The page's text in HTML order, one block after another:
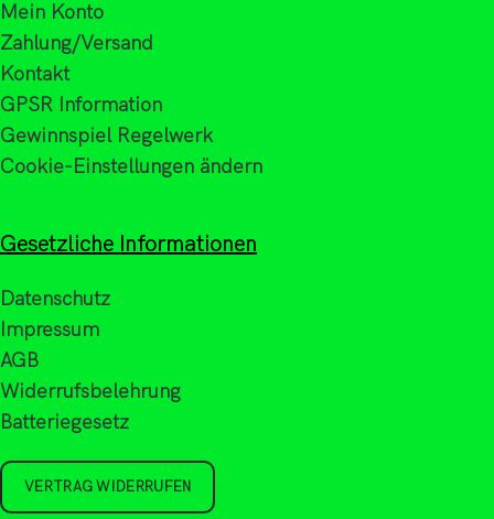
Mein Konto
Zahlung/Versand
Kontakt
GPSR Information
Gewinnspiel Regelwerk
Cookie-Einstellungen ändern
Gesetzliche Informationen
Datenschutz
Impressum
AGB
Widerrufsbelehrung
Batteriegesetz
VERTRAG WIDERRUFEN